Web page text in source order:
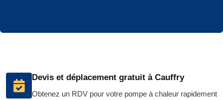
Devis et déplacement gratuit à Cauffry
Obtenez un RDV pour votre pompe à chaleur rapidement